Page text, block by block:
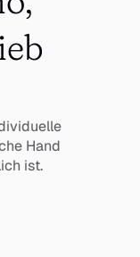
Hand
ist.